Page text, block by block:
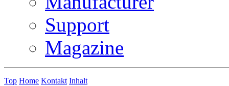
Support
Magazine
Top Home Kontakt Inhalt